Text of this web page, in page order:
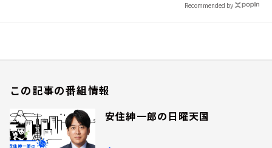
Recommended by
この記事の番組情報
安住紳一郎の日曜天国